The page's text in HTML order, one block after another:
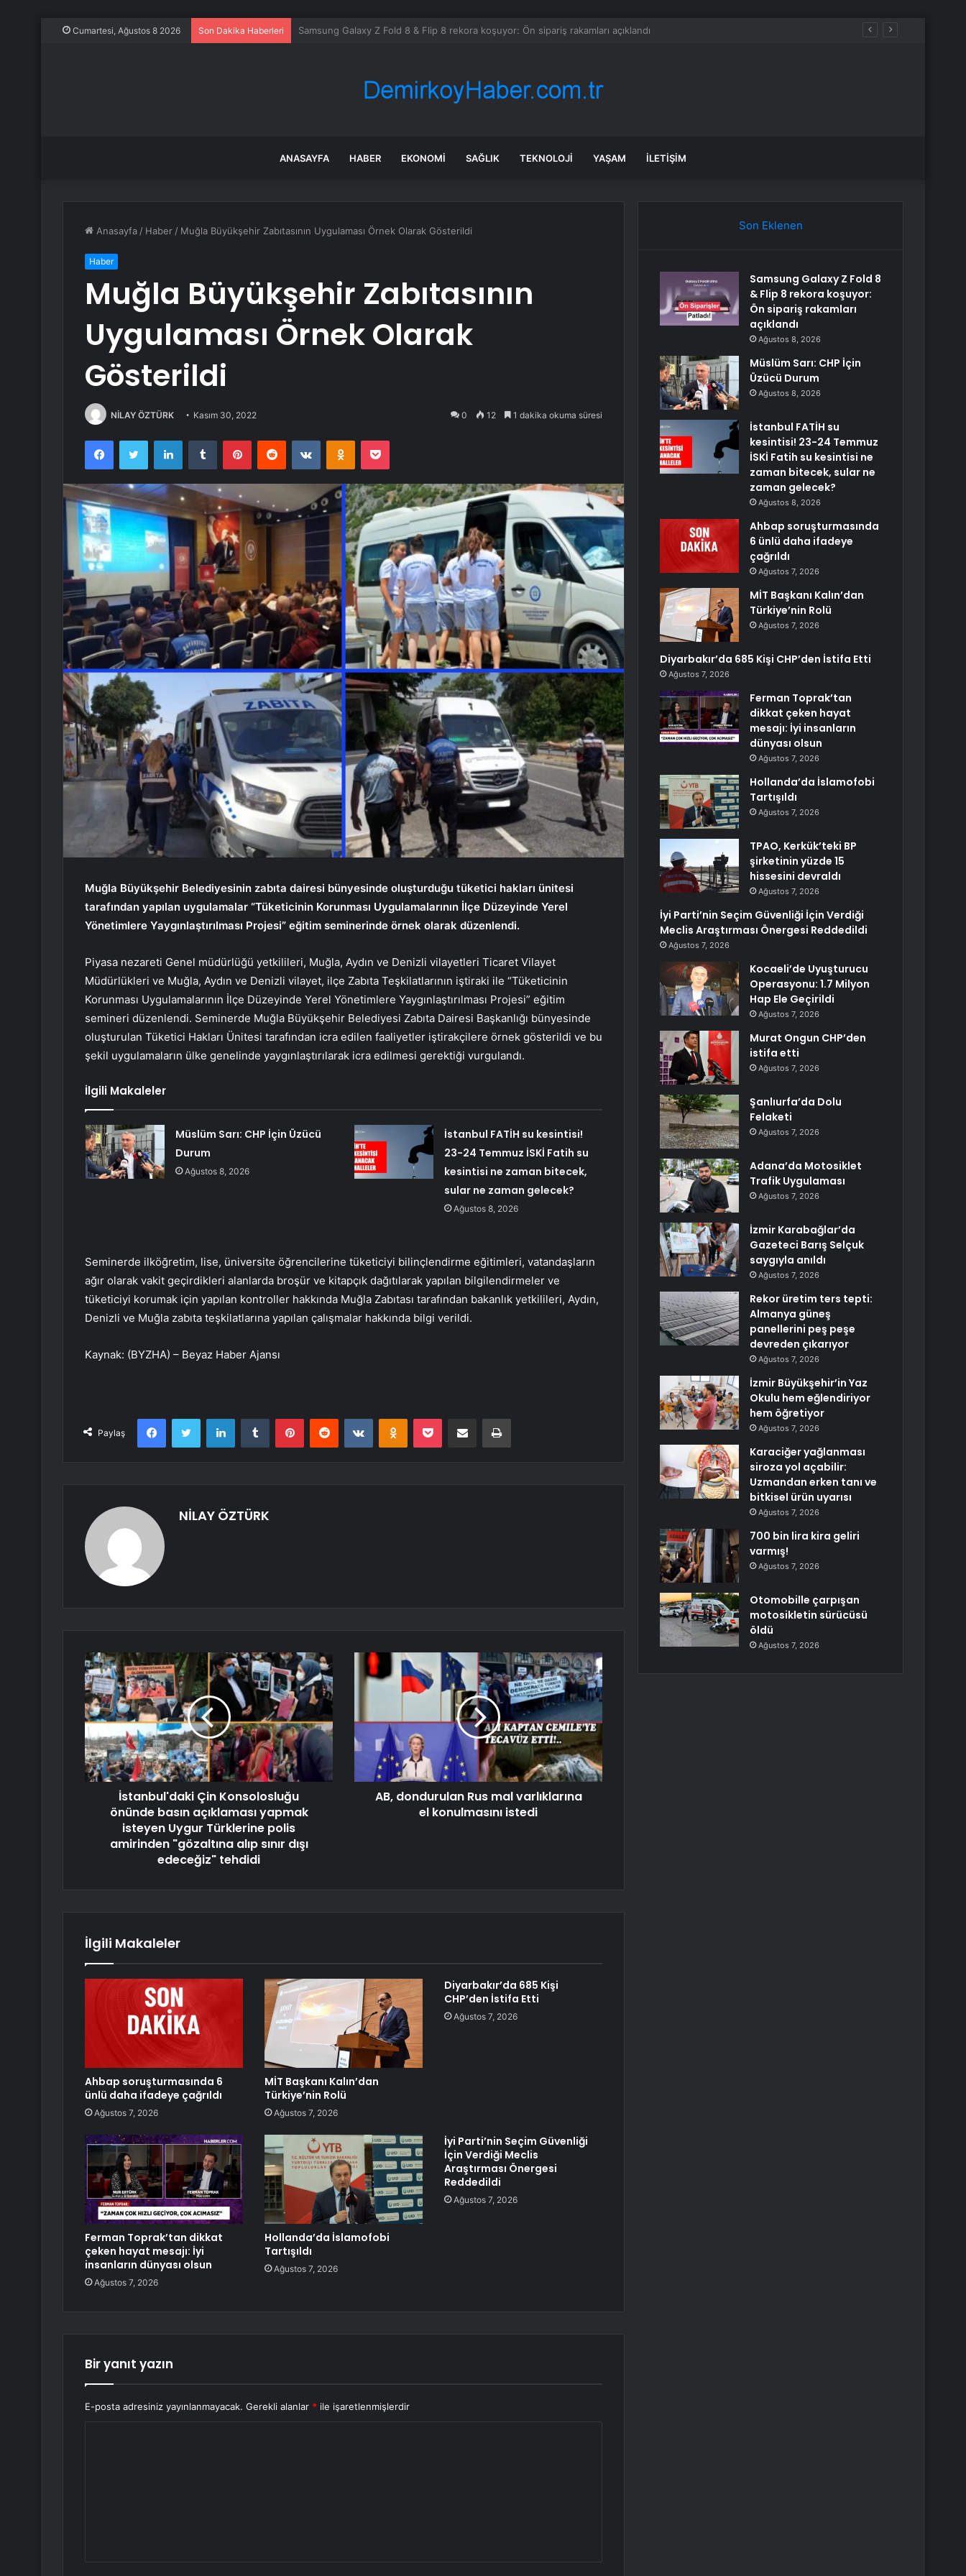
Cumartesi, Ağustos 8 2026 Son Dakika Haberleri Müslüm Sarı: CHP İçin Üzücü Durum
ANASAYFA HABER EKONOMI SAĞLIK TEKNOLOJI YAŞAM İLETIŞIM
Anasayfa / Haber / Muğla Büyükşehir Zabıtasının Uygulaması Örnek Olarak Gösterildi
Haber
Muğla Büyükşehir Zabıtasının
Uygulaması Örnek Olarak
Gösterildi
NİLAY ÖZTÜRK Kasım 30, 2022 0 12 1 dakika okuma süresi
FacebookTwitter LinkedInTumblr PinterestReddit VKontakteOdnoklassniki
Pocket
Muğla Büyükşehir Belediyesinin zabıta dairesi bünyesinde oluşturduğu tüketici hakları ünitesi
tarafından yapılan uygulamalar “Tüketicinin Korunması Uygulamalarının İlçe Düzeyinde Yerel
Yönetimlere Yaygınlaştırılması Projesi” eğitim seminerinde örnek olarak düzenlendi.
Piyasa nezareti Genel müdürlüğü yetkilileri, Muğla, Aydın ve Denizli vilayetleri Ticaret Vilayet
Müdürlükleri ve Muğla, Aydın ve Denizli vilayet, ilçe Zabıta Teşkilatlarının iştiraki ile “Tüketicinin
Korunması Uygulamalarının İlçe Düzeyinde Yerel Yönetimlere Yaygınlaştırılması Projesi” eğitim
semineri düzenlendi. Seminerde Muğla Büyükşehir Belediyesi Zabıta Dairesi Başkanlığı bünyesinde
oluşturulan Tüketici Hakları Ünitesi tarafından icra edilen faaliyetler iştirakçilere örnek gösterildi ve bu
şekil uygulamaların ülke genelinde yaygınlaştırılarak icra edilmesi gerektiği vurgulandı.
İlgili Makaleler
Müslüm Sarı: CHP İçin Üzücü
Durum
Ağustos 8, 2026
İstanbul FATİH su kesintisi!
23-24 Temmuz İSKİ Fatih su
kesintisi ne zaman bitecek,
sular ne zaman gelecek?
Ağustos 8, 2026
Seminerde ilköğretim, lise, üniversite öğrencilerine tüketiciyi bilinçlendirme eğitimleri, vatandaşların
ağır olarak vakit geçirdikleri alanlarda broşür ve kitapçık dağıtılarak yapılan bilgilendirmeler ve
tüketiciyi korumak için yapılan kontroller hakkında Muğla Zabıtası tarafından bakanlık yetkilileri, Aydın,
Denizli ve Muğla zabıta teşkilatlarına yapılan çalışmalar hakkında bilgi verildi.
Kaynak: (BYZHA) – Beyaz Haber Ajansı
Paylaş
FacebookTwitter LinkedInTumblr PinterestReddit VKontakteOdnoklassniki
Pocket E-Posta ile paylaş Yazdır
NİLAY ÖZTÜRK
İstanbul'daki Çin Konsolosluğu
önünde basın açıklaması yapmak
isteyen Uygur Türklerine polis
amirinden "gözaltına alıp sınır dışı
edeceğiz" tehdidi
AB, dondurulan Rus mal varlıklarına
el konulmasını istedi
İlgili Makaleler
Ahbap soruşturmasında 6
ünlü daha ifadeye çağrıldı
Ağustos 7, 2026
MİT Başkanı Kalın’dan
Türkiye’nin Rolü
Ağustos 7, 2026
Diyarbakır’da 685 Kişi
CHP’den İstifa Etti
Ağustos 7, 2026
Ferman Toprak’tan dikkat
çeken hayat mesajı: İyi
insanların dünyası olsun
Ağustos 7, 2026
Hollanda’da İslamofobi
Tartışıldı
Ağustos 7, 2026
İyi Parti’nin Seçim Güvenliği
İçin Verdiği Meclis
Araştırması Önergesi
Reddedildi
Ağustos 7, 2026
Bir yanıt yazın
E-posta adresiniz yayınlanmayacak. Gerekli alanlar * ile işaretlenmişlerdir
Son Eklenen
Samsung Galaxy Z Fold 8
& Flip 8 rekora koşuyor:
Ön sipariş rakamları
açıklandı
Ağustos 8, 2026
Müslüm Sarı: CHP İçin
Üzücü Durum
Ağustos 8, 2026
İstanbul FATİH su
kesintisi! 23-24 Temmuz
İSKİ Fatih su kesintisi ne
zaman bitecek, sular ne
zaman gelecek?
Ağustos 8, 2026
Ahbap soruşturmasında
6 ünlü daha ifadeye
çağrıldı
Ağustos 7, 2026
MİT Başkanı Kalın’dan
Türkiye’nin Rolü
Ağustos 7, 2026
Diyarbakır’da 685 Kişi CHP’den İstifa Etti
Ağustos 7, 2026
Ferman Toprak’tan
dikkat çeken hayat
mesajı: İyi insanların
dünyası olsun
Ağustos 7, 2026
Hollanda’da İslamofobi
Tartışıldı
Ağustos 7, 2026
TPAO, Kerkük’teki BP
şirketinin yüzde 15
hissesini devraldı
Ağustos 7, 2026
İyi Parti’nin Seçim Güvenliği İçin Verdiği
Meclis Araştırması Önergesi Reddedildi
Ağustos 7, 2026
Kocaeli’de Uyuşturucu
Operasyonu: 1.7 Milyon
Hap Ele Geçirildi
Ağustos 7, 2026
Murat Ongun CHP’den
istifa etti
Ağustos 7, 2026
Şanlıurfa’da Dolu
Felaketi
Ağustos 7, 2026
Adana’da Motosiklet
Trafik Uygulaması
Ağustos 7, 2026
İzmir Karabağlar’da
Gazeteci Barış Selçuk
saygıyla anıldı
Ağustos 7, 2026
Rekor üretim ters tepti:
Almanya güneş
panellerini peş peşe
devreden çıkarıyor
Ağustos 7, 2026
İzmir Büyükşehir’in Yaz
Okulu hem eğlendiriyor
hem öğretiyor
Ağustos 7, 2026
Karaciğer yağlanması
siroza yol açabilir:
Uzmandan erken tanı ve
bitkisel ürün uyarısı
Ağustos 7, 2026
700 bin lira kira geliri
varmış!
Ağustos 7, 2026
Otomobille çarpışan
motosikletin sürücüsü
öldü
Ağustos 7, 2026